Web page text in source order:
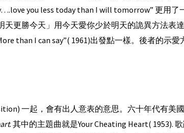
you less today than I will tomorrow” 更用了
更勝今天」用今天愛你少於明天的詭異方法表
than I can say”( 1961)出發點一樣。後者的示愛
一起，會有出人意表的意思。六十年代有美
. 其中的主題曲就是Your Cheating Heart( 1953).